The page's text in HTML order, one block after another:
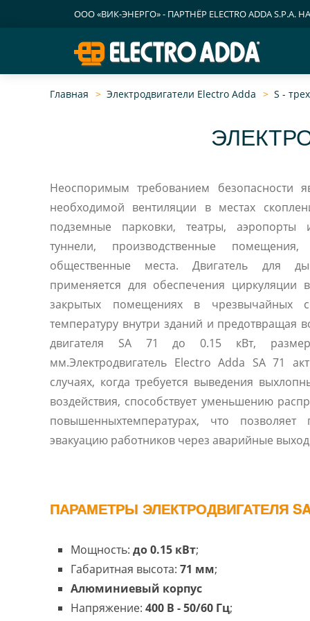
ООО «ВИК-ЭНЕРГО» - ПАРТНЁР ELECTRO ADDA S.P.A.
Главная Электродвигатели Electro Adda S -
Неоспоримым требованием безопасности
необходимой вентиляции в местах
подземные парковки, театры, аэропорты
туннели, производственные
общественные места. Двигатель для
применяется для обеспечения циркуляции
закрытых помещениях в чрезвычайных
температуру внутри зданий и предотвращая
двигателя SA 71 до 0.15 кВт,
мм.Электродвигатель Electro Adda SA 71
случаях, когда требуется выведения
воздействия, способствует уменьшению
повышенныхтемпературах, что позволяет
эвакуацию работников через аварийные
ПАРАМЕТРЫ ЭЛЕКТРОДВИГАТЕЛЯ
Мощность: до 0.15 кВт;
Габаритная высота: 71 мм;
Алюминиевый корпус
Напряжение: 400 В - 50/60 Гц;